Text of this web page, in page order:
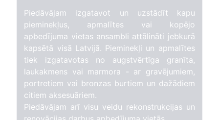
Piedāvājam izgatavot un uzstādīt kapu
pieminekļus, apmalītes vai kopējo
apbedījuma vietas ansambli attālināti jebkurā
kapsētā visā Latvijā. Pieminekļi un apmalītes
tiek izgatavotas no augstvērtīga granīta,
laukakmens vai marmora - ar gravējumiem,
portretiem vai bronzas burtiem un dažādiem
citiem aksesuāriem.
Piedāvājam arī visu veidu rekonstrukcijas un